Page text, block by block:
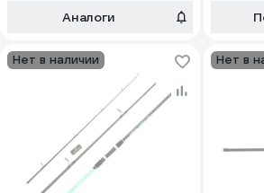
Аналоги
Нет в наличии Нет в